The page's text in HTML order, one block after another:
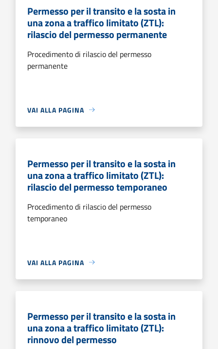
Permesso per il transito e la sosta in
una zona a traffico limitato (ZTL):
rilascio del permesso permanente
Procedimento di rilascio del permesso
permanente
VAI ALLA PAGINA
Permesso per il transito e la sosta in
una zona a traffico limitato (ZTL):
rilascio del permesso temporaneo
Procedimento di rilascio del permesso
temporaneo
VAI ALLA PAGINA
Permesso per il transito e la sosta in
una zona a traffico limitato (ZTL):
rinnovo del permesso